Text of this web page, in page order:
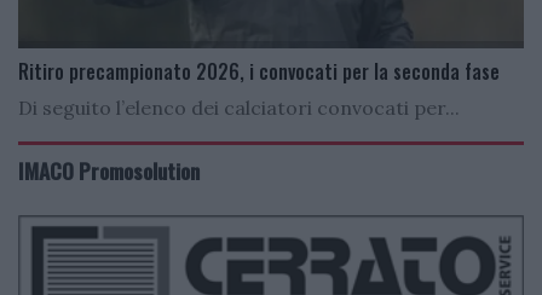
Ritiro precampionato 2026, i convocati per la seconda fase
Di seguito l’elenco dei calciatori convocati per...
IMACO Promosolution